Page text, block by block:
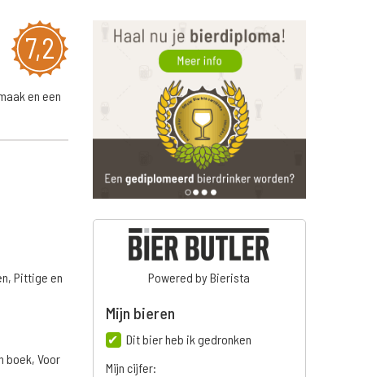
7,2
en een
Pittige en
boek, Voor
Powered by Bierista
Mijn bieren
Dit bier heb ik gedronken
Mijn cijfer: